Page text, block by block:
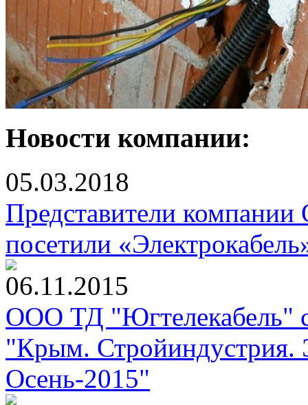
Новости компании:
05.03.2018
Представители
посетили
06.11.2015
ООО ТД "Югтелекабель"
"Крым. Стройиндустрия.
Осень-2015"